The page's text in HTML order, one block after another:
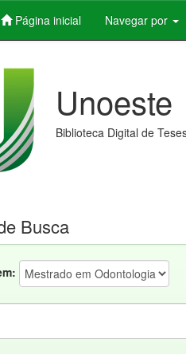
Página inicial Navegar por
Unoeste
Biblioteca Digital de
Busca